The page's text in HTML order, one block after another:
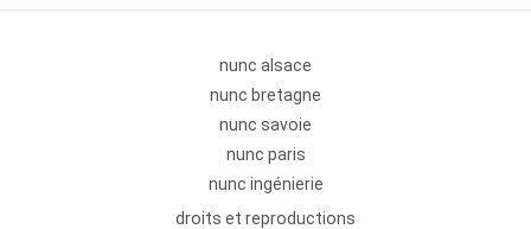
nunc alsace
nunc bretagne
nunc savoie
nunc paris
nunc ingénierie
droits et reproductions